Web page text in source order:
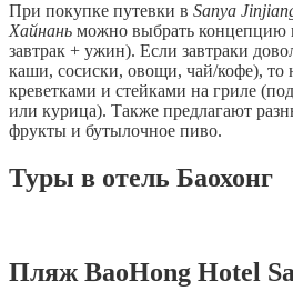
При покупке путевки в Sanya
Хайнань можно выбрать концепцию
завтрак + ужин). Если завтраки
каши, сосиски, овощи, чай/кофе), то
креветками и стейками на гриле
или курица). Также предлагают
фрукты и бутылочное пиво.
Туры в отель Баохонг
Пляж BaoHong Hotel